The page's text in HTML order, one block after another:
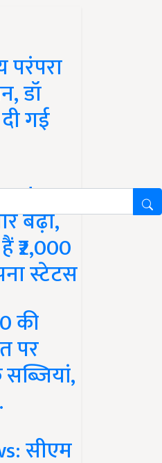
परंपरा
डॉ
गई
बढ़ा,
स्टेटस
की
पर
सीएम